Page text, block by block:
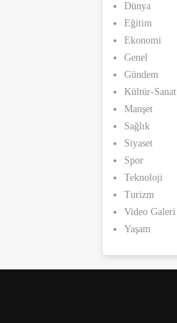
Dünya
Eğitim
Ekonomi
Genel
Gündem
Kültür-Sanat
Manşet
Sağlık
Siyaset
Spor
Teknoloji
Turizm
Video Galeri
Yaşam